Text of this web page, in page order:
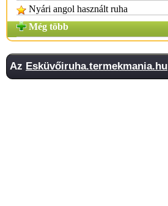
Nyári angol használt ruha
Még több
Az Esküvőiruha.termekmania.hu